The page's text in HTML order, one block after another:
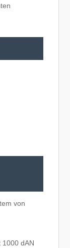
von
1000 dAN